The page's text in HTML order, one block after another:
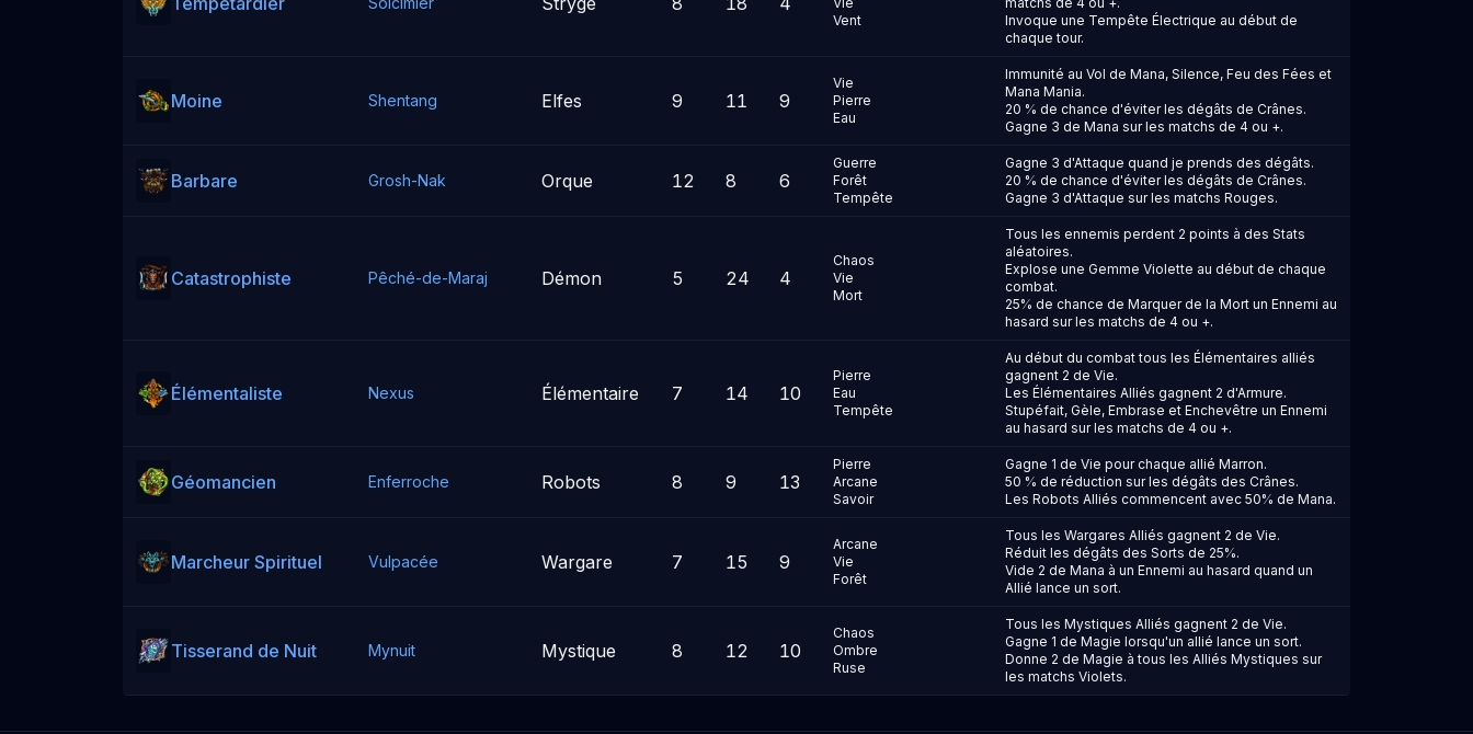
Vent
Invoque une Tempête Électrique au début de
chaque tour.
Moine Shentang Elfes 9 11 9
Vie
Pierre
Eau
Immunité au Vol de Mana, Silence, Feu des Fées et
Mana Mania.
20 % de chance d'éviter les dégâts de Crânes.
Gagne 3 de Mana sur les matchs de 4 ou +.
Barbare Grosh-Nak Orque 12 8 6
Guerre
Forêt
Tempête
Gagne 3 d'Attaque quand je prends des dégâts.
20 % de chance d'éviter les dégâts de Crânes.
Gagne 3 d'Attaque sur les matchs Rouges.
Catastrophiste Pêché-de-Maraj Démon 5 24 4
Chaos
Vie
Mort
Tous les ennemis perdent 2 points à des Stats
aléatoires.
Explose une Gemme Violette au début de chaque
combat.
25% de chance de Marquer de la Mort un Ennemi au
hasard sur les matchs de 4 ou +.
Élémentaliste Nexus Élémentaire 7 14 10
Pierre
Eau
Tempête
Au début du combat tous les Élémentaires alliés
gagnent 2 de Vie.
Les Élémentaires Alliés gagnent 2 d'Armure.
Stupéfait, Gèle, Embrase et Enchevêtre un Ennemi
au hasard sur les matchs de 4 ou +.
Géomancien Enferroche Robots 8 9 13
Pierre
Arcane
Savoir
Gagne 1 de Vie pour chaque allié Marron.
50 % de réduction sur les dégâts des Crânes.
Les Robots Alliés commencent avec 50% de Mana.
Marcheur Spirituel Vulpacée Wargare 7 15 9
Arcane
Vie
Forêt
Tous les Wargares Alliés gagnent 2 de Vie.
Réduit les dégâts des Sorts de 25%.
Vide 2 de Mana à un Ennemi au hasard quand un
Allié lance un sort.
Tisserand de Nuit Mynuit Mystique 8 12 10
Chaos
Ombre
Ruse
Tous les Mystiques Alliés gagnent 2 de Vie.
Gagne 1 de Magie lorsqu'un allié lance un sort.
Donne 2 de Magie à tous les Alliés Mystiques sur
les matchs Violets.